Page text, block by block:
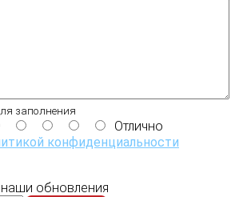
заполнения
Отлично
конфиденциальности
обновления